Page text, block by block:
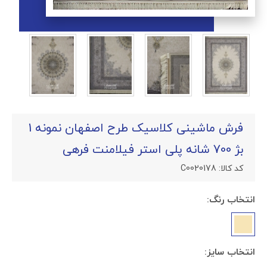
فرش ماشینی کلاسیک طرح اصفهان نمونه 1
بژ 700 شانه پلی استر فیلامنت فرهی
کد کالا: C0020178
انتخاب رنگ:
انتخاب سایز: